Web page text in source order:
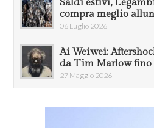
compra meglio
06 Luglio 2026
Ai Weiwei:
da Tim Marlow fino
27 Maggio 2026